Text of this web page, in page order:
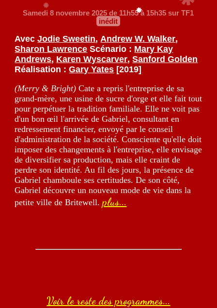
Samedi 8 novembre 2025 de 11h55 à 15h35 sur TF1
inédit
AvecJodie Sweetin,Andrew W. Walker,
Sharon Lawrence Scénario : Mary Kay
Andrews, Karen Wyscarver,Sanford Golden
Réalisation :Gary Yates [2019]
(Merry & Bright) Cate a repris l'entreprise de sa
grand-mère, une usine de sucre d'orge et elle fait tout
pour perpétuer la tradition familiale. Elle ne voit pas
d'un bon œil l'arrivée de Gabriel, consultant en
redressement financier, envoyé par le conseil
d'administration de la société. Consciente qu'elle doit
imposer des changements à l'entreprise, elle envisage
de diversifier sa production, mais elle craint de
perdre son identité. Au fil des jours, la présence de
Gabriel chamboule ses certitudes. De son côté,
Gabriel découvre un nouveau mode de vie dans la
petite ville de Britewell.plus...
Voir le reste des programmes...